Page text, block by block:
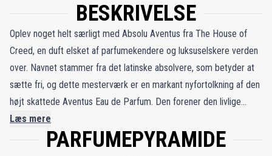
BESKRIVELSE
Oplev noget helt særligt med Absolu Aventus fra The House of
Creed, en duft elsket af parfumekendere og luksuselskere verden
over. Navnet stammer fra det latinske absolvere, som betyder at
sætte fri, og dette mesterværk er en markant nyfortolkning af den
højt skattede Aventus Eau de Parfum. Den forener den livlige
energi fra grapefrugt og ananas med røget haitisk vetiver i en
strålende udforskning af friskhed. Absolu Aventus er en sjælden
Læs mere
PARFUMEPYRAMIDE